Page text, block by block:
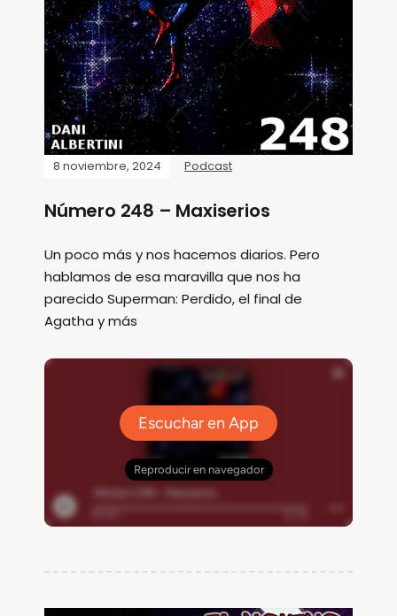
8 noviembre, 2024 Podcast
Número 248 – Maxiserios
Un poco más y nos hacemos diarios. Pero
hablamos de esa maravilla que nos ha
parecido Superman: Perdido, el final de
Agatha y más